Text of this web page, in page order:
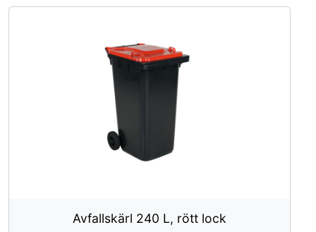
Avfallskärl 240 L, rött lock